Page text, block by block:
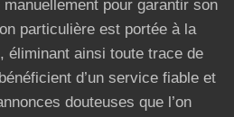
pour garantir son
particulière est portée à la
éliminant ainsi toute trace de
d’un service fiable et
douteuses que l’on